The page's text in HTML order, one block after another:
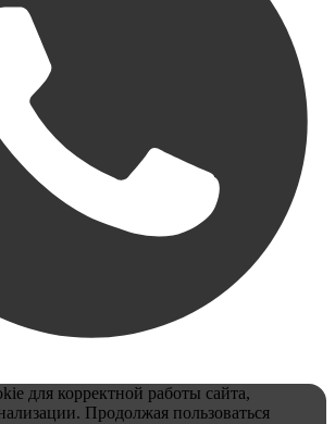
для корректной работы сайта,
Продолжая пользоваться